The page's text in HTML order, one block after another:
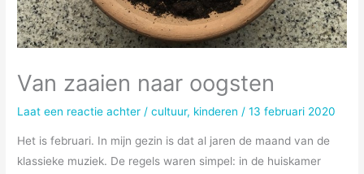
Van zaaien naar oogsten
Laat een reactie achter /cultuur, kinderen /13 februari 2020
Het is februari. In mijn gezin is dat al jaren de maand van de
klassieke muziek. De regels waren simpel: in de huiskamer